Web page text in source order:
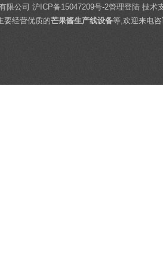
限公司 沪ICP备15047209号-2管理登陆 技术
要经营优质的芒果酱生产线设备等,欢迎来电